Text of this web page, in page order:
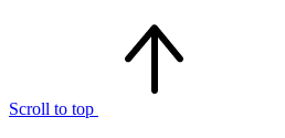
Scroll to top